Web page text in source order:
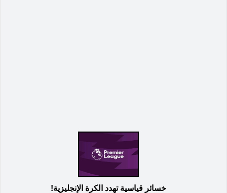
خسائر قياسية تهدد الكرة الإنجليزية!